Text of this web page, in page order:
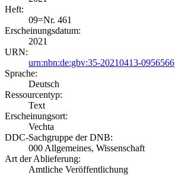
Heft:
09=Nr. 461
Erscheinungsdatum:
2021
URN:
urn:nbn:de:gbv:35-20210413-0956566
Sprache:
Deutsch
Ressourcentyp:
Text
Erscheinungsort:
Vechta
DDC-Sachgruppe der DNB:
000 Allgemeines, Wissenschaft
Art der Ablieferung:
Amtliche Veröffentlichung